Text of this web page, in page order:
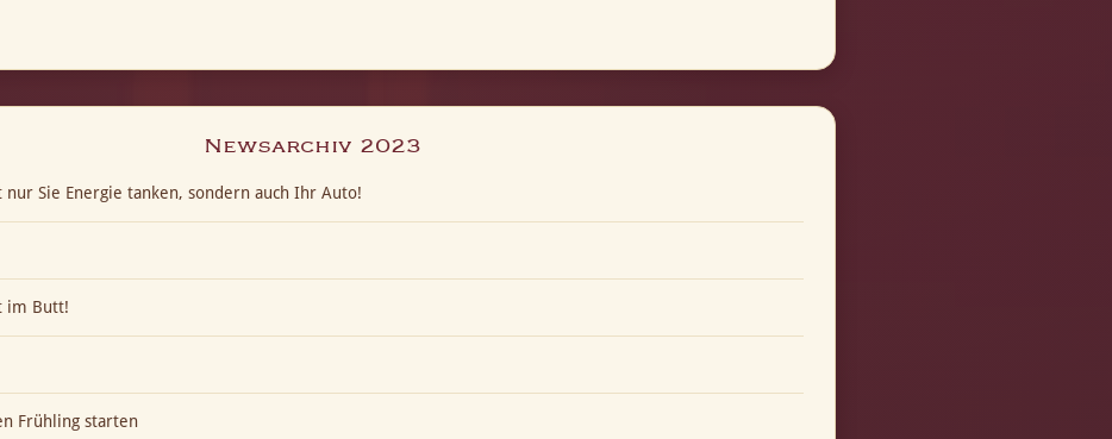
Newsarchiv 2023
nur Sie Energie tanken, sondern auch Ihr Auto!
im Butt!
Frühling starten